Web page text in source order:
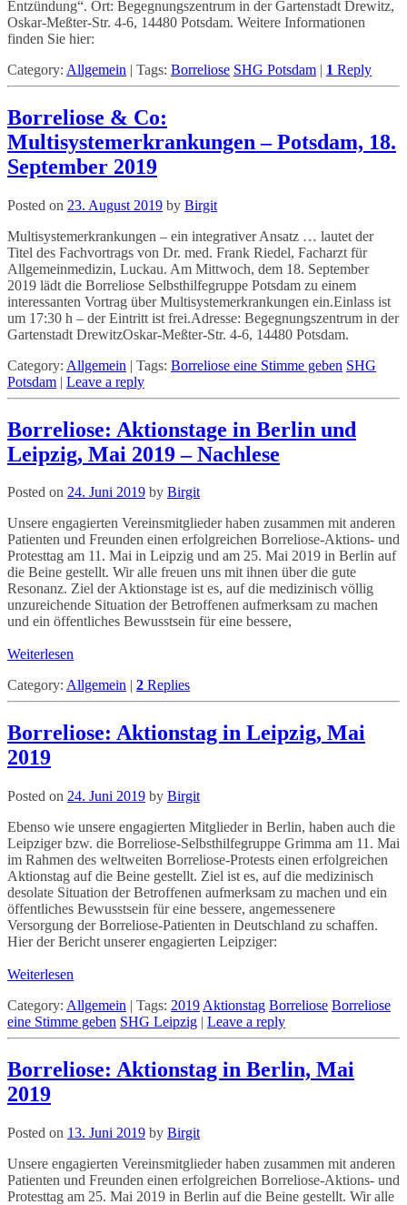
Entzündung“. Ort: Begegnungszentrum in der Gartenstadt Drewitz,
Oskar-Meßter-Str. 4-6, 14480 Potsdam. Weitere Informationen
finden Sie hier:
Category: Allgemein | Tags: Borreliose SHG Potsdam | 1 Reply
Borreliose & Co:
Multisystemerkrankungen – Potsdam, 18.
September 2019
Posted on 23. August 2019 by Birgit
Multisystemerkrankungen – ein integrativer Ansatz … lautet der
Titel des Fachvortrags von Dr. med. Frank Riedel, Facharzt für
Allgemeinmedizin, Luckau. Am Mittwoch, dem 18. September
2019 lädt die Borreliose Selbsthilfegruppe Potsdam zu einem
interessanten Vortrag über Multisystemerkrankungen ein.Einlass ist
um 17:30 h – der Eintritt ist frei.Adresse: Begegnungszentrum in der
Gartenstadt DrewitzOskar-Meßter-Str. 4-6, 14480 Potsdam.
Category: Allgemein | Tags: Borreliose eine Stimme geben SHG
Potsdam | Leave a reply
Borreliose: Aktionstage in Berlin und
Leipzig, Mai 2019 – Nachlese
Posted on 24. Juni 2019 by Birgit
Unsere engagierten Vereinsmitglieder haben zusammen mit anderen
Patienten und Freunden einen erfolgreichen Borreliose-Aktions- und
Protesttag am 11. Mai in Leipzig und am 25. Mai 2019 in Berlin auf
die Beine gestellt. Wir alle freuen uns mit ihnen über die gute
Resonanz. Ziel der Aktionstage ist es, auf die medizinisch völlig
unzureichende Situation der Betroffenen aufmerksam zu machen
und ein öffentliches Bewusstsein für eine bessere,
Weiterlesen
Category: Allgemein 2 Replies
Borreliose: Aktionstag in Leipzig, Mai
2019
Posted on 24. Juni 2019 by Birgit
Ebenso wie unsere engagierten Mitglieder in Berlin, haben auch die
Leipziger bzw. die Borreliose-Selbsthilfegruppe Grimma am 11. Mai
im Rahmen des weltweiten Borreliose-Protests einen erfolgreichen
Aktionstag auf die Beine gestellt. Ziel ist es, auf die medizinisch
desolate Situation der Betroffenen aufmerksam zu machen und ein
öffentliches Bewusstsein für eine bessere, angemessenere
Versorgung der Borreliose-Patienten in Deutschland zu schaffen.
Hier der Bericht unserer engagierten Leipziger:
Weiterlesen
Category: Allgemein | Tags: 2019 Aktionstag Borreliose Borreliose
eine Stimme geben SHG Leipzig | Leave a reply
Borreliose: Aktionstag in Berlin, Mai
2019
Posted on 13. Juni 2019 by Birgit
Unsere engagierten Vereinsmitglieder haben zusammen mit anderen
Patienten und Freunden einen erfolgreichen Borreliose-Aktions- und
Protesttag am 25. Mai 2019 in Berlin auf die Beine gestellt. Wir alle